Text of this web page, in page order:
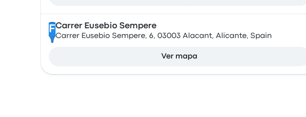
FCarrer Eusebio Sempere
Carrer Eusebio Sempere, 6, 03003 Alacant, Alicante, Spain
Ver mapa